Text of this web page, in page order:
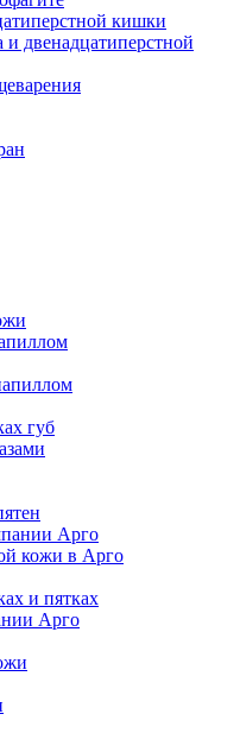
кишки
и двенадцатиперстной
губ
Арго
кожи в Арго
и пятках
Арго